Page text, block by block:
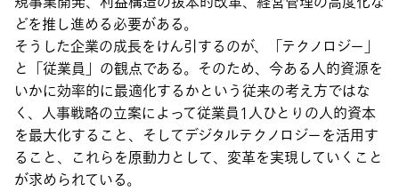
どを推し進める必要がある。
そうした企業の成長をけん引するのが、「テクノロジー」
と「従業員」の観点である。そのため、今ある人的資源を
いかに効率的に最適化するかという従来の考え方ではな
く、人事戦略の立案によって従業員1人ひとりの人的資本
を最大化すること、そしてデジタルテクノロジーを活用す
ること、これらを原動力として、変革を実現していくこと
が求められている。